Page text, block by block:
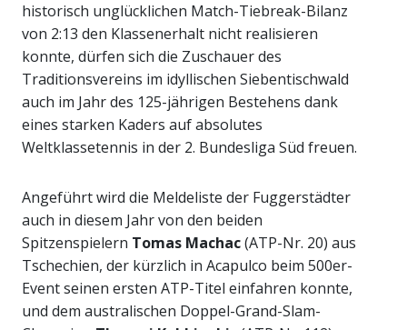
historisch unglücklichen Match-Tiebreak-Bilanz
von 2:13 den Klassenerhalt nicht realisieren
konnte, dürfen sich die Zuschauer des
Traditionsvereins im idyllischen Siebentischwald
auch im Jahr des 125-jährigen Bestehens dank
eines starken Kaders auf absolutes
Weltklassetennis in der 2. Bundesliga Süd freuen.
Angeführt wird die Meldeliste der Fuggerstädter
auch in diesem Jahr von den beiden
Spitzenspielern Tomas Machac(ATP-Nr. 20) aus
Tschechien, der kürzlich in Acapulco beim 500er-
Event seinen ersten ATP-Titel einfahren konnte,
und dem australischen Doppel-Grand-Slam-